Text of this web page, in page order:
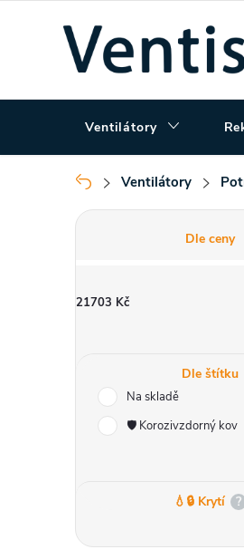
Ventilátory
Domů
Ventilátory
P
s
n
Dle ceny
21703 Kč
Dle štítku
Na skladě
🛡️ Korozivzdorný kov
💧🔒 Krytí ?